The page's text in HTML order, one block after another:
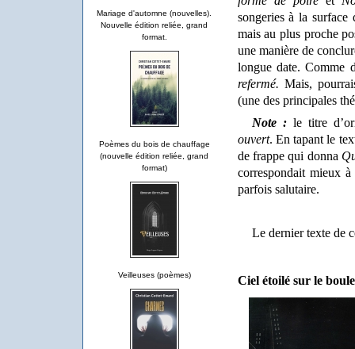
Mariage d'automne (nouvelles).
Nouvelle édition reliée, grand
format.
Poèmes du bois de chauffage
(nouvelle édition reliée, grand
format)
Veilleuses (poèmes)
songeries à la
mais au plus proche
une manière de
longue date. Comme
refermé. Mais,
(une des principales
Note : le titre
ouvert. En tapant le
de frappe qui donna
correspondait mieux
parfois salutaire.
Le dernier texte de
Ciel étoilé sur le